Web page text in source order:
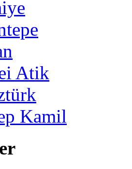
Atik
Kamil